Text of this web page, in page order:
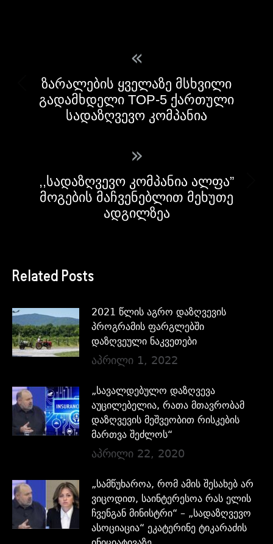
«
ზარალების ყველაზე მსხვილი
გადამხდელი TOP-5 ქართული
სადაზღვევო კომპანია
»
,,სადაზღვევო კომპანია ალფა”
მოგების მაჩვენებლით მეხუთე
ადგილზეა
Related Posts
2021 წლის აგრო დაზღვევის
პროგრამის ფარგლებში
დაზღვეული ნაკვეთები
აპრილი 1, 2022
„სავალდებულო დაზღვევა
აუცილებელია, რათა მთავრობამ
დაზღვევის მეშვეობით რისკების
მართვა შეძლოს“
აპრილი 22, 2020
„სამწუხაროა, რომ ამის შესახებ არ
ვიცოდით, საინტერესოა რას ელის
ჩვენგან მინისტრი“ – „სადაზღვევო
ასოციაცია“ ეკატერინე ტიკარაძის